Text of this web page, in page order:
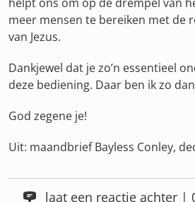
meer mensen te bereiken met de
van Jezus.
Dankjewel dat je zo’n essentieel
deze bediening. Daar ben ik zo
God zegene je!
Uit: maandbrief Bayless Conley,
laat een reactie achter |